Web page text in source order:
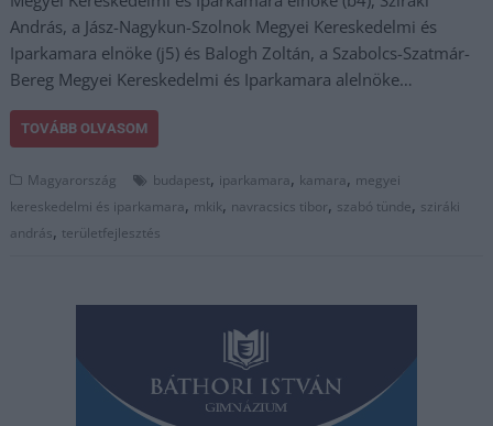
András, a Jász-Nagykun-Szolnok Megyei Kereskedelmi és
Iparkamara elnöke (j5) és Balogh Zoltán, a Szabolcs-Szatmár-
Bereg Megyei Kereskedelmi és Iparkamara alelnöke…
TOVÁBB OLVASOM
Magyarország budapest, iparkamara, kamara, megyei
kereskedelmi és iparkamara, mkik, navracsics tibor, szabó tünde, sziráki
andrás, területfejlesztés